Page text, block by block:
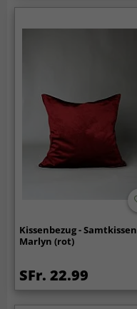
Kissenbezug - Samtkissen
Marlyn (rot)
SFr. 22.99